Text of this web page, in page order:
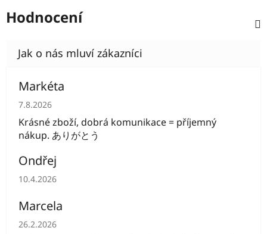
Hodnocení
Markéta
Hodnocení obchodu je 5 z 5 hvězdiček.
7.8.2026
Krásné zboží, dobrá komunikace = příjemný
nákup. ありがとう
Ondřej
Hodnocení obchodu je 5 z 5 hvězdiček.
10.4.2026
Marcela
Hodnocení obchodu je 5 z 5 hvězdiček.
26.2.2026